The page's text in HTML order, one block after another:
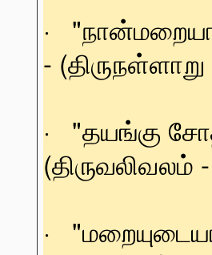
·
-
·
(திருவலிவலம்
·